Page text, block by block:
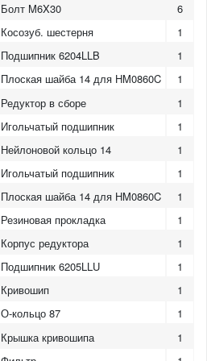
Болт M6X30
6
Косозуб. шестерня
1
Подшипник 6204LLB
1
Плоская шайба 14 для HM0860C
1
Редуктор в сборе
1
Игольчатый подшипник
1
Нейлоновой кольцо 14
1
Игольчатый подшипник
1
Плоская шайба 14 для HM0860C
1
Резиновая прокладка
1
Корпус редуктора
1
Подшипник 6205LLU
1
Кривошип
1
О-кольцо 87
1
Крышка кривошипа
1